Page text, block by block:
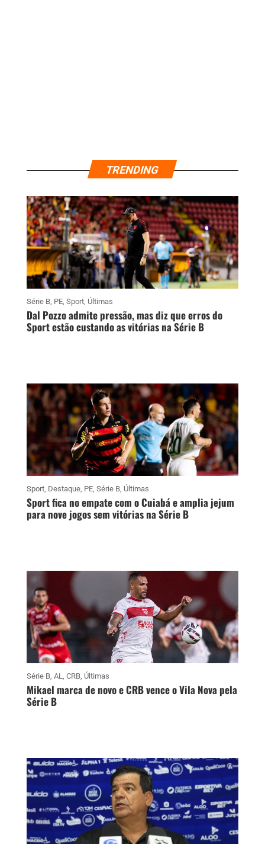
TRENDING
Série B, PE, Sport, Últimas
Dal Pozzo admite pressão, mas diz que erros do
Sport estão custando as vitórias na Série B
Sport, Destaque, PE, Série B, Últimas
Sport fica no empate com o Cuiabá e amplia jejum
para nove jogos sem vitórias na Série B
Série B, AL, CRB, Últimas
Mikael marca de novo e CRB vence o Vila Nova pela
Série B